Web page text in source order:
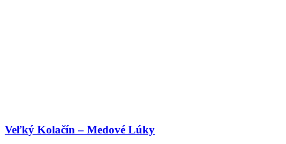
Veľký Kolačín – Medové Lúky